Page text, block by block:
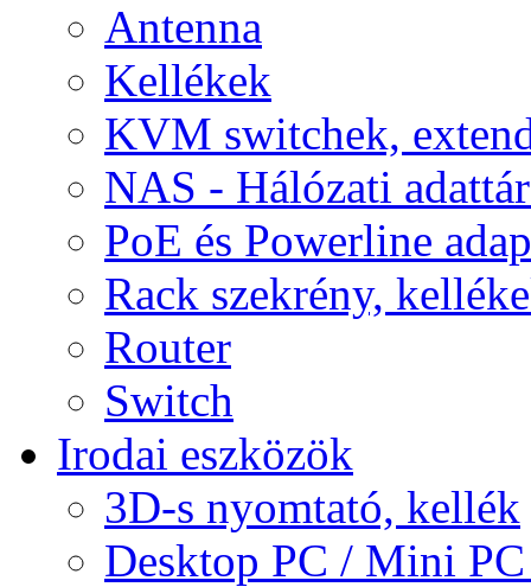
Antenna
Kellékek
KVM switchek,
NAS - Hálózati
PoE és Powerline
Rack szekrény,
Router
Switch
Irodai eszközök
3D-s nyomtató, kellék
Desktop PC / Mini